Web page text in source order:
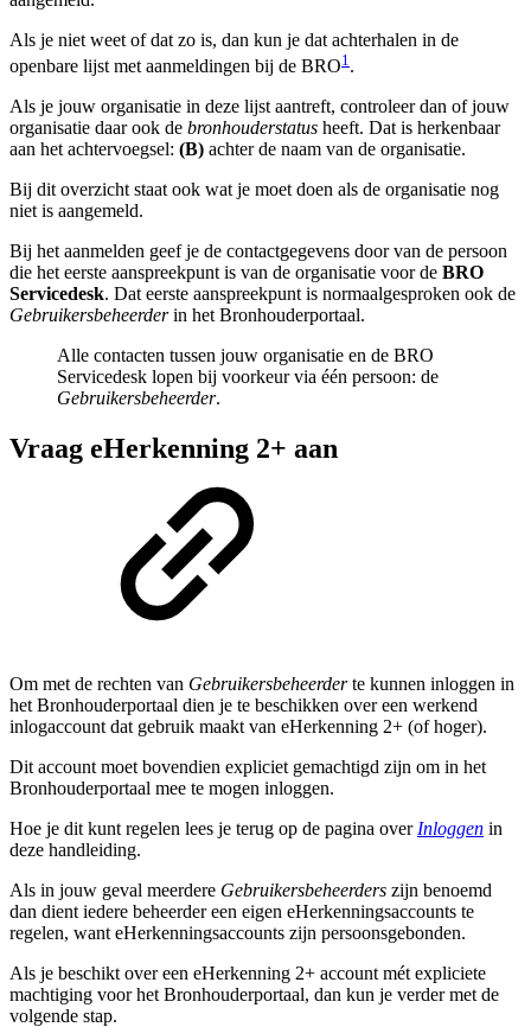
Als je niet weet of dat zo is, dan kun je dat achterhalen in de
openbare lijst met aanmeldingen bij de BRO1 .
Als je jouw organisatie in deze lijst aantreft, controleer dan of jouw
organisatie daar ook de bronhouderstatus heeft. Dat is herkenbaar
aan het achtervoegsel: (B) achter de naam van de organisatie.
Bij dit overzicht staat ook wat je moet doen als de organisatie nog
niet is aangemeld.
Bij het aanmelden geef je de contactgegevens door van de persoon
die het eerste aanspreekpunt is van de organisatie voor de BRO
Servicedesk. Dat eerste aanspreekpunt is normaalgesproken ook de
Gebruikersbeheerderin het Bronhouderportaal.
Alle contacten tussen jouw organisatie en de BRO
Servicedesk lopen bij voorkeur via één persoon: de
Gebruikersbeheerder.
Vraag eHerkenning 2+ aan
Om met de rechten van Gebruikersbeheerderte kunnen inloggen in
het Bronhouderportaal dien je te beschikken over een werkend
inlogaccount dat gebruik maakt van eHerkenning 2+ (of hoger).
Dit account moet bovendien expliciet gemachtigd zijn om in het
Bronhouderportaal mee te mogen inloggen.
Hoe je dit kunt regelen lees je terug op de pagina over Inloggen in
deze handleiding.
Als in jouw geval meerdere Gebruikersbeheerders zijn benoemd
dan dient iedere beheerder een eigen eHerkenningsaccounts te
regelen, want eHerkenningsaccounts zijn persoonsgebonden.
Als je beschikt over een eHerkenning 2+ account mét expliciete
machtiging voor het Bronhouderportaal, dan kun je verder met de
volgende stap.